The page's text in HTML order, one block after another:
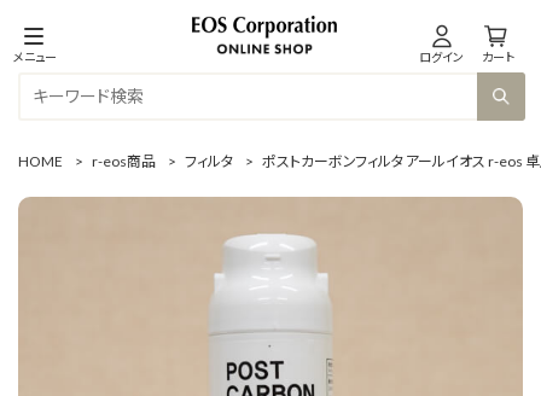
メニュー ログイン カート
HOME > r-eos商品 > フィルタ > ポストカーボンフィルタ アールイオス r-eos